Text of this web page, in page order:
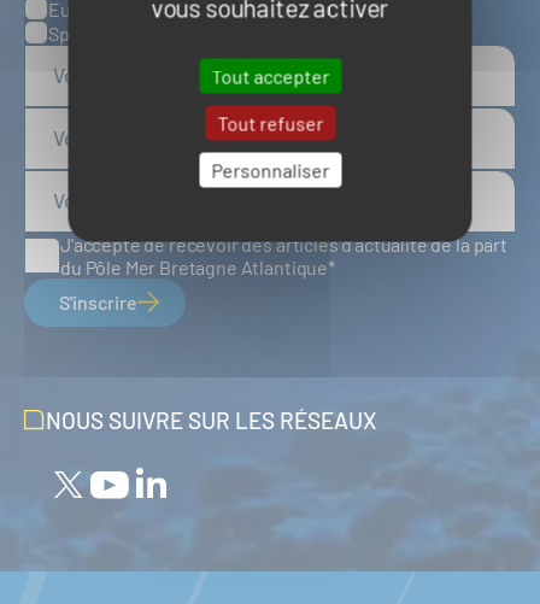
vous souhaitez activer
Tout accepter
Tout refuser
Personnaliser
Europe
Spatial
J'accepte de recevoir des articles d'actualité de la part
du Pôle Mer Bretagne Atlantique
S'inscrire
NOUS SUIVRE SUR LES RÉSEAUX